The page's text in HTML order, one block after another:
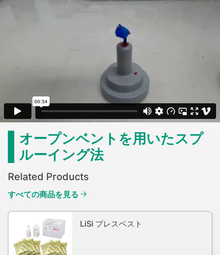
オープンベントを用いたスプ
ルーイング法
Related Products
すべての商品を見る
LiSi プレスベスト